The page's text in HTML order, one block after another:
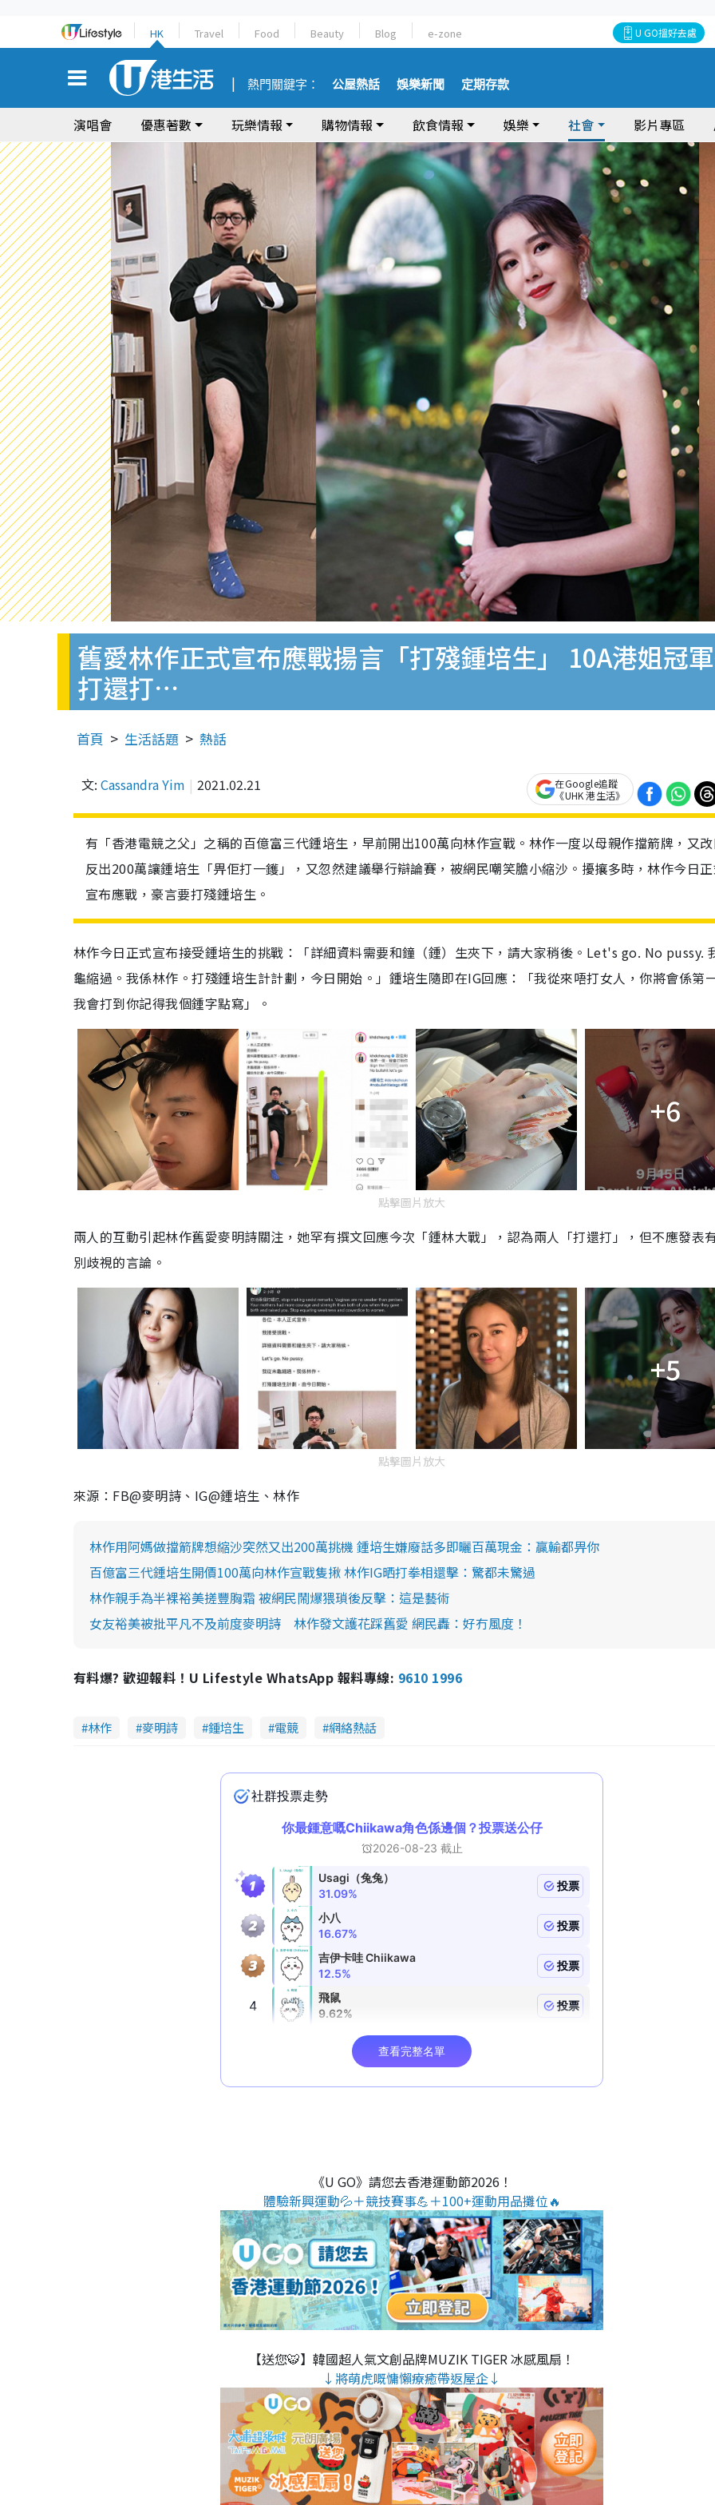
HK Travel Food Beauty Blog e-zone U GO搵好去處
熱門關鍵字： 公屋熱話 娛樂新聞 定期存款
演唱會 優惠著數 玩樂情報 購物情報 飲食情報 娛樂 社會 影片專區
舊愛林作正式宣布應戰揚言「打殘鍾培生」 10A港姐冠
打還打⋯
首頁 生活話題 熱話
文: Cassandra Yim 2021.02.21
在Google追蹤
《UHK 港生活》
有「香港電競之父」之稱的百億富三代鍾培生，早前開出100萬向林作宣戰。林作一度以母親作擋箭牌，又
反出200萬讓鍾培生「畀佢打一鑊」，又忽然建議舉行辯論賽，被網民嘲笑膽小縮沙。擾攘多時，林作今日
宣布應戰，豪言要打殘鍾培生。
林作今日正式宣布接受鍾培生的挑戰：「詳細資料需要和鐘（鍾）生夾下，請大家稍後。Let's go. No pussy.
龜縮過。我係林作。打殘鍾培生計計劃，今日開始。」鍾培生隨即在IG回應：「我從來唔打女人，你將會係第
我會打到你記得我個鍾字點寫」。
+6
點擊圖片放大
兩人的互動引起林作舊愛麥明詩關注，她罕有撰文回應今次「鍾林大戰」，認為兩人「打還打」，但不應發表
別歧視的言論。
+5
點擊圖片放大
來源：FB@麥明詩、IG@鍾培生、林作
林作用阿媽做擋箭牌想縮沙突然又出200萬挑機 鍾培生嫌廢話多即曬百萬現金：贏輸都畀你
百億富三代鍾培生開價100萬向林作宣戰隻揪 林作IG晒打拳相還擊：驚都未驚過
林作親手為半裸裕美搓豐胸霜 被網民鬧爆猥瑣後反擊：這是藝術
女友裕美被批平凡不及前度麥明詩 林作發文護花踩舊愛 網民轟：好冇風度！
有料爆? 歡迎報料！U Lifestyle WhatsApp 報料專線: 9610 1996
林作 麥明詩 鍾培生 電競 網絡熱話
《U GO》請您去香港運動節2026！
體驗新興運動💦＋競技賽事💪＋100+運動用品攤位🔥
【送您🐯】韓國超人氣文創品牌MUZIK TIGER 冰感風扇！
↓將萌虎嘅慵懶療癒帶返屋企↓